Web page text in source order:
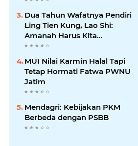
Dua Tahun Wafatnya Pendiri
Ling Tien Kung, Lao Shi:
Amanah Harus Kita
Laksanakan!
MUI Nilai Karmin Halal Tapi
Tetap Hormati Fatwa PWNU
Jatim
Mendagri: Kebijakan PKM
Berbeda dengan PSBB